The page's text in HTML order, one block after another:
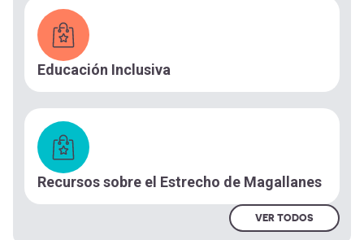
Educación Inclusiva
Recursos sobre el Estrecho de Magallanes
VER TODOS